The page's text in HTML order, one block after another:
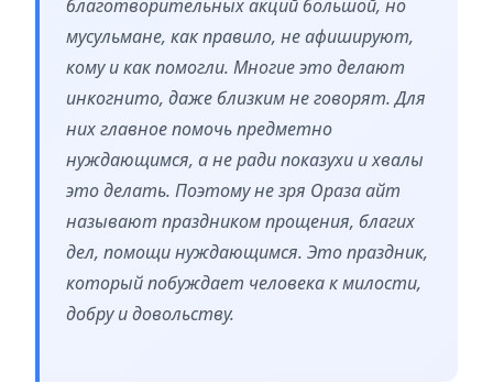
благотворительных акций большой, но
мусульмане, как правило, не афишируют,
кому и как помогли. Многие это делают
инкогнито, даже близким не говорят. Для
них главное помочь предметно
нуждающимся, а не ради показухи и хвалы
это делать. Поэтому не зря Ораза айт
называют праздником прощения, благих
дел, помощи нуждающимся. Это праздник,
который побуждает человека к милости,
добру и довольству.